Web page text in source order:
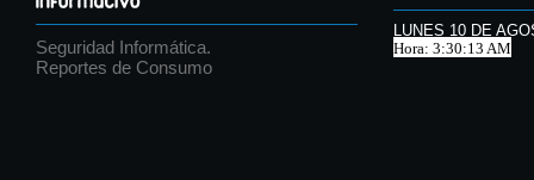
Seguridad Informática.
Reportes de Consumo
LUNES 10 DE
Hora: 3:30:13 AM